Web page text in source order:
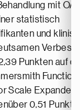
mit
statistisch
und
Punkten auf
Scale Expanded
0,51